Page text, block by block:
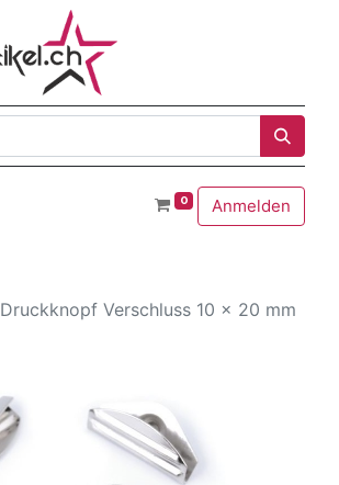
0 Anmelden
Druckknopf Verschluss 10 x 20 mm